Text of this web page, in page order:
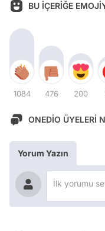
BU İÇERİĞE
1084 476 200
ONEDİO ÜYELERİ
Yorum Yazın